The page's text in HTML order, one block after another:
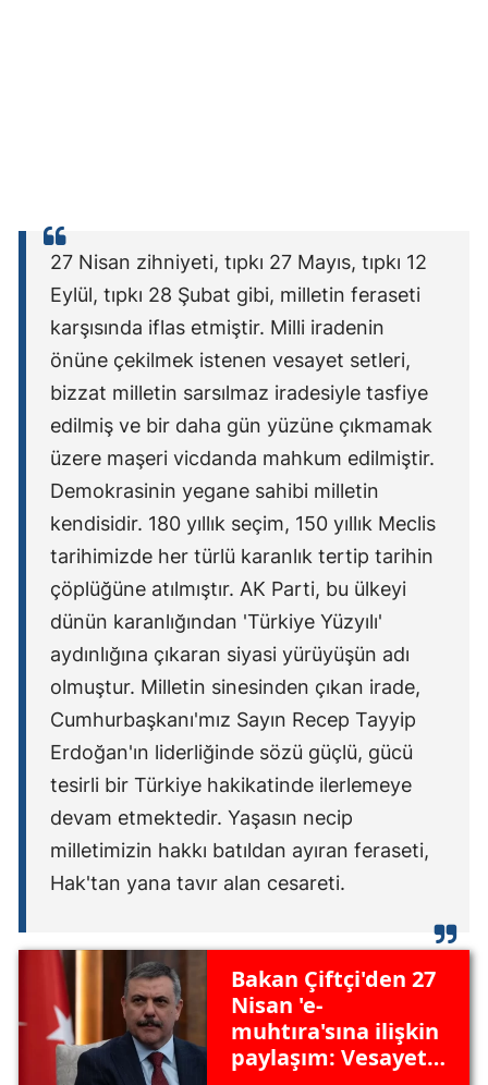
27 Nisan zihniyeti, tıpkı 27 Mayıs, tıpkı 12
Eylül, tıpkı 28 Şubat gibi, milletin feraseti
karşısında iflas etmiştir. Milli iradenin
önüne çekilmek istenen vesayet setleri,
bizzat milletin sarsılmaz iradesiyle tasfiye
edilmiş ve bir daha gün yüzüne çıkmamak
üzere maşeri vicdanda mahkum edilmiştir.
Demokrasinin yegane sahibi milletin
kendisidir. 180 yıllık seçim, 150 yıllık Meclis
tarihimizde her türlü karanlık tertip tarihin
çöplüğüne atılmıştır. AK Parti, bu ülkeyi
dünün karanlığından 'Türkiye Yüzyılı'
aydınlığına çıkaran siyasi yürüyüşün adı
olmuştur. Milletin sinesinden çıkan irade,
Cumhurbaşkanı'mız Sayın Recep Tayyip
Erdoğan'ın liderliğinde sözü güçlü, gücü
tesirli bir Türkiye hakikatinde ilerlemeye
devam etmektedir. Yaşasın necip
milletimizin hakkı batıldan ayıran feraseti,
Hak'tan yana tavır alan cesareti.
Bakan Çiftçi'den 27
Nisan 'e-
muhtıra'sına ilişkin
paylaşım: Vesayete